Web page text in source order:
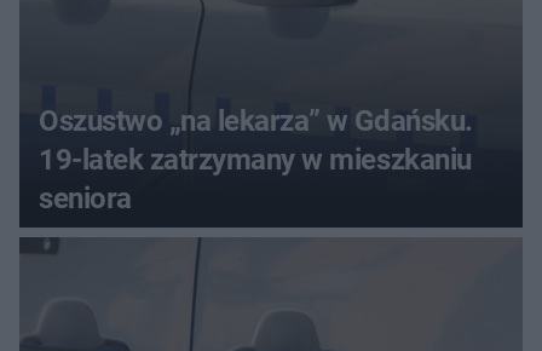
Oszustwo „na lekarza” w Gdańsku.
19-latek zatrzymany w mieszkaniu
seniora